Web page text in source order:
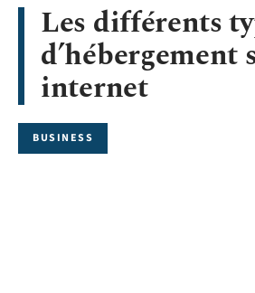
Les différents
d’hébergement
internet
BUSINESS